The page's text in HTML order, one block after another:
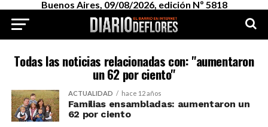
Buenos Aires, 09/08/2026, edición Nº 5818
Todas las noticias relacionadas con: "aumentaron
un 62 por ciento"
ACTUALIDAD hace 12 años
Familias ensambladas: aumentaron un
62 por ciento